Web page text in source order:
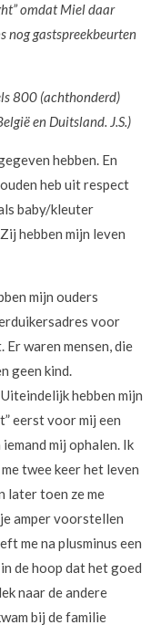
omdat Miel daar
nog gastspreekbeurten
800 (achthonderd)
en Duitsland. J.S.)
hebben. En
heb uit respect
baby/kleuter
hebben mijn leven
mijn ouders
voor
waren mensen, die
geen kind.
hebben mijn
eerst voor mij een
mij ophalen. Ik
twee keer het leven
later toen ze me
amper voorstellen
me na plusminus een
de hoop dat het goed
naar de andere
bij de familie